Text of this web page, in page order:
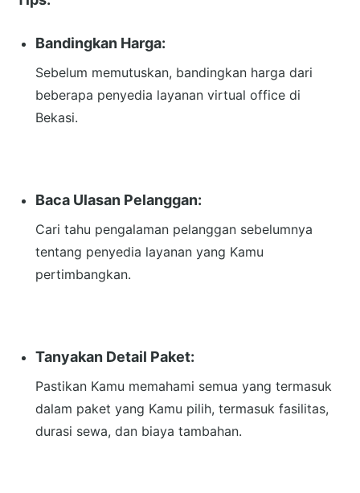
Bandingkan Harga:
Sebelum memutuskan, bandingkan harga dari
beberapa penyedia layanan virtual office di
Bekasi.
Baca Ulasan Pelanggan:
Cari tahu pengalaman pelanggan sebelumnya
tentang penyedia layanan yang Kamu
pertimbangkan.
Tanyakan Detail Paket:
Pastikan Kamu memahami semua yang termasuk
dalam paket yang Kamu pilih, termasuk fasilitas,
durasi sewa, dan biaya tambahan.